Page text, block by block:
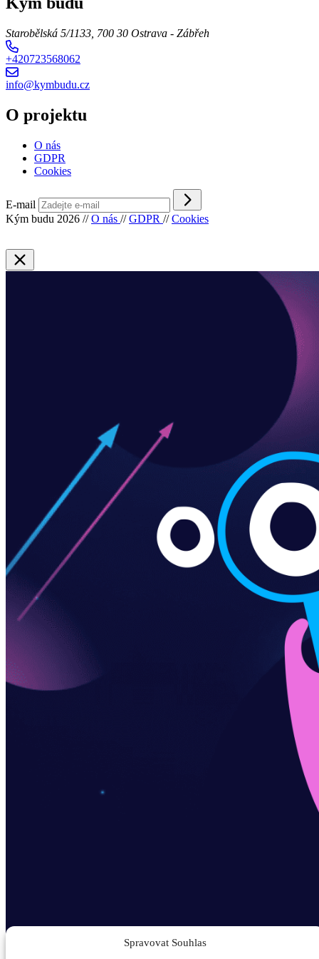
Spravovat Souhlas
Starobělská 5/1133, 700 30 Ostrava - Zábřeh
+420723568062
info@kymbudu.cz
O projektu
O nás
GDPR
Cookies
E-mail
Kým budu 2026 // O nás // GDPR // Cookies